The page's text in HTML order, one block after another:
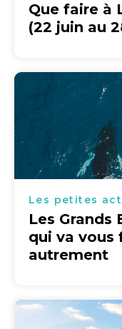
Que faire à
(22 juin au
Les petites
Les Grands
qui va vous
autrement